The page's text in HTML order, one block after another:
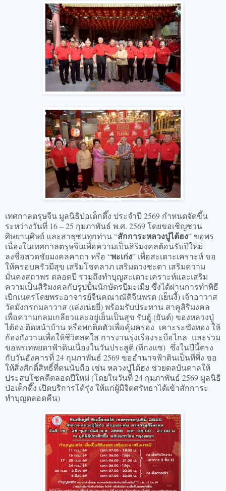
เทศกาลตรุษจีน มูลนิธิป่อเต็กตึ๊ง ประจำปี 2569 กำหนดจัดขึ้น
ระหว่างวันที่ 16 – 25 กุมภาพันธ์ พ.ศ. 2569 โดยขอเชิญชวน
ศิษยานุศิษย์ และสาธุชนทุกท่าน “สักการะหลวงปู่ไต้ฮง” ขอพร
เนื่องในเทศกาลตรุษจีนเพื่อความเป็นสิริมงคลต้อนรับปีใหม่
ลงชื่อสวดชัยมงคลคาถา หรือ “พะเก่ง” เพื่อสะเดาะเคราะห์ ขอ
ให้ครอบครัวมีสุข เสริมโชคลาภ เสริมดวงชะตา เสริมความ
มั่นคงสถาพร ตลอดปี รวมถึงทำบุญสะเดาะเคราะห์และเสริม
ความเป็นสิริมงคลกับรูปปั้นนักษัตรปีมะเมีย ซึ่งได้ผ่านการทำพิธี
เบิกเนตรโดยพระอาจารย์จีนคณาณัติจีนพรต (เย็นงี้) เจ้าอาวาส
วัดมังกรกมลาวาส (เล่งเน่ยยี่) พร้อมรับประทาน สาคูสิริมงคล
เพื่อความกลมเกลียวและอยู่เย็นเป็นสุข รับฮู้ (ยันต์) ของหลวงปู่
ไต้ฮง ติดหน้าบ้าน หรือพกติดตัวเพื่อคุ้มครอง เคาะระฆังทอง ให้
ก้องกังวานเพื่อให้ชีวิตสดใส การงานรุ่งเรืองระบือไกล และร่วม
ขอพรเทพยดาฟ้าดินเนื่องในวันประสูติ (ทีกงแซ) ซึ่งในปีนี้ตรง
กับวันอังคารที่ 24 กุมภาพันธ์ 2569 ขออำนาจฟ้าดินเป็นที่พึ่ง ขอ
ให้สิ่งศักดิ์สิทธิ์ที่ตนนับถือ เช่น หลวงปู่ไต้ฮง ช่วยดลบันดาลให้
ประสบโชคดีตลอดปีใหม่ (โดยในวันที่ 24 กุมภาพันธ์ 2569 มูลนิธิ
ป่อเต็กตึ๊ง เปิดบริการโต้รุ่ง ให้แก่ผู้มีจิตศรัทธาได้เข้าสักการะ
ทำบุญตลอดคืน)